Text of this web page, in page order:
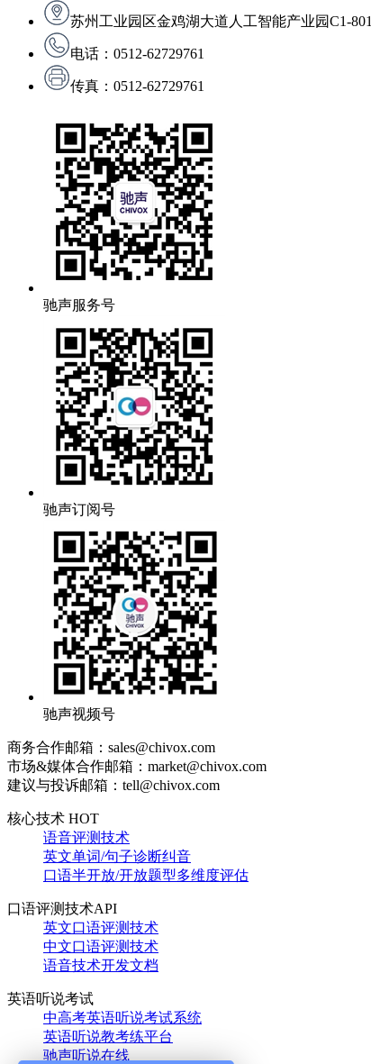
苏州工业园区金鸡湖大道人工智能产业园C1-801
电话：0512-62729761
传真：0512-62729761
驰声服务号
驰声订阅号
驰声视频号
商务合作邮箱：sales@chivox.com
市场&媒体合作邮箱：market@chivox.com
建议与投诉邮箱：tell@chivox.com
核心技术 HOT
语音评测技术
英文单词/句子诊断纠音
口语半开放/开放题型多维度评估
口语评测技术API
英文口语评测技术
中文口语评测技术
语音技术开发文档
英语听说考试
中高考英语听说考试系统
英语听说教考练平台
驰声听说在线